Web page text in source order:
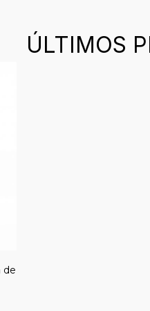
ÚLTIMOS
Stitch